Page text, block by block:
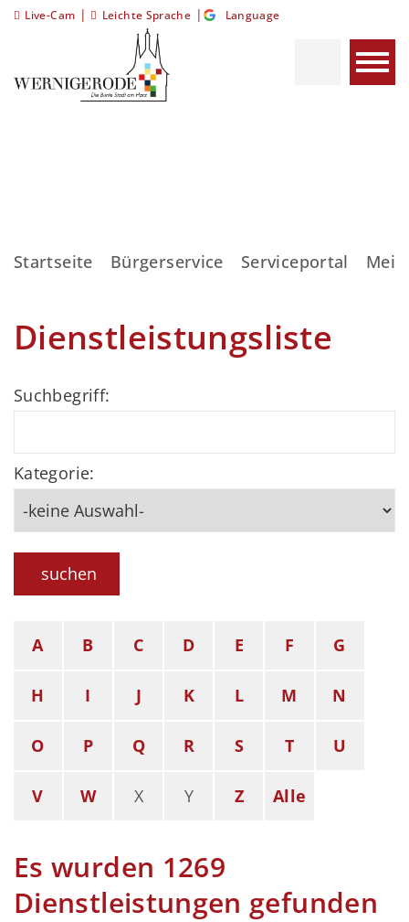
Live-Cam | Leichte Sprache | Language
Startseite Bürgerservice Serviceportal
Dienstleistungsliste
Suchbegriff:
Kategorie:
suchen
A B C D E F G
H I J K L M N
O P Q R S T U
V W X Y Z Alle
Es wurden 1269
Dienstleistungen gefunden